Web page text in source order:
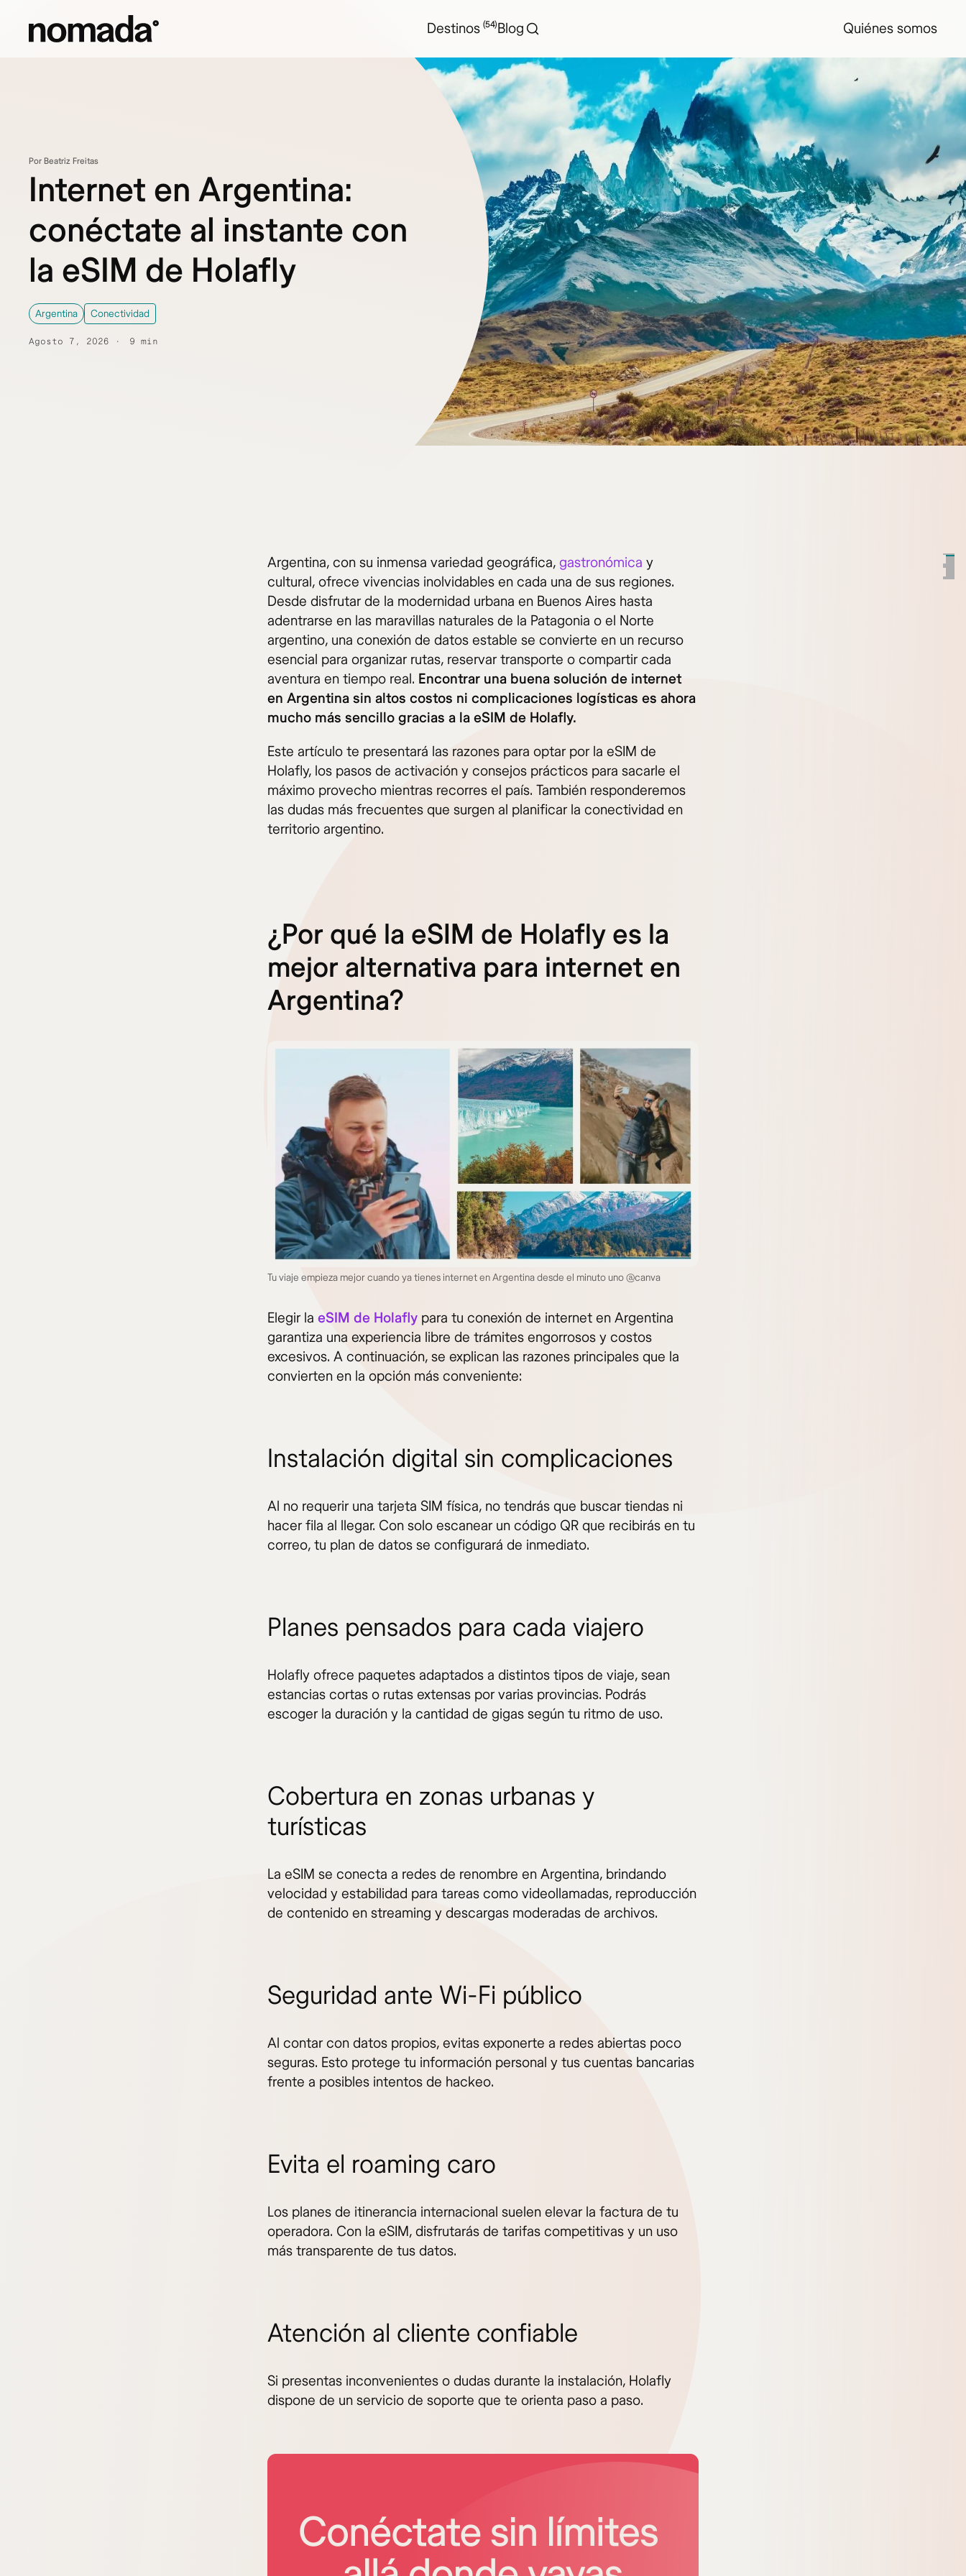
Destinos (54)Blog Quiénes somos
Por Beatriz Freitas
Internet en Argentina:
conéctate al instante con
la eSIM de Holafly
Argentina Conectividad
Agosto 7, 2026 9 min
Argentina, con su inmensa variedad geográfica, gastronómica y
cultural, ofrece vivencias inolvidables en cada una de sus regiones.
Desde disfrutar de la modernidad urbana en Buenos Aires hasta
adentrarse en las maravillas naturales de la Patagonia o el Norte
argentino, una conexión de datos estable se convierte en un recurso
esencial para organizar rutas, reservar transporte o compartir cada
aventura en tiempo real. Encontrar una buena solución de internet
en Argentina sin altos costos ni complicaciones logísticas es ahora
mucho más sencillo gracias a la eSIM de Holafly.
Este artículo te presentará las razones para optar por la eSIM de
Holafly, los pasos de activación y consejos prácticos para sacarle el
máximo provecho mientras recorres el país. También responderemos
las dudas más frecuentes que surgen al planificar la conectividad en
territorio argentino.
¿Por qué la eSIM de Holafly es la
mejor alternativa para internet en
Argentina?
Tu viaje empieza mejor cuando ya tienes internet en Argentina desde el minuto uno @canva
Elegir la eSIM de Holafly para tu conexión de internet en Argentina
garantiza una experiencia libre de trámites engorrosos y costos
excesivos. A continuación, se explican las razones principales que la
convierten en la opción más conveniente:
Instalación digital sin complicaciones
Al no requerir una tarjeta SIM física, no tendrás que buscar tiendas ni
hacer fila al llegar. Con solo escanear un código QR que recibirás en tu
correo, tu plan de datos se configurará de inmediato.
Planes pensados para cada viajero
Holafly ofrece paquetes adaptados a distintos tipos de viaje, sean
estancias cortas o rutas extensas por varias provincias. Podrás
escoger la duración y la cantidad de gigas según tu ritmo de uso.
Cobertura en zonas urbanas y
turísticas
La eSIM se conecta a redes de renombre en Argentina, brindando
velocidad y estabilidad para tareas como videollamadas, reproducción
de contenido en streaming y descargas moderadas de archivos.
Seguridad ante Wi-Fi público
Al contar con datos propios, evitas exponerte a redes abiertas poco
seguras. Esto protege tu información personal y tus cuentas bancarias
frente a posibles intentos de hackeo.
Evita el roaming caro
Los planes de itinerancia internacional suelen elevar la factura de tu
operadora. Con la eSIM, disfrutarás de tarifas competitivas y un uso
más transparente de tus datos.
Atención al cliente confiable
Si presentas inconvenientes o dudas durante la instalación, Holafly
dispone de un servicio de soporte que te orienta paso a paso.